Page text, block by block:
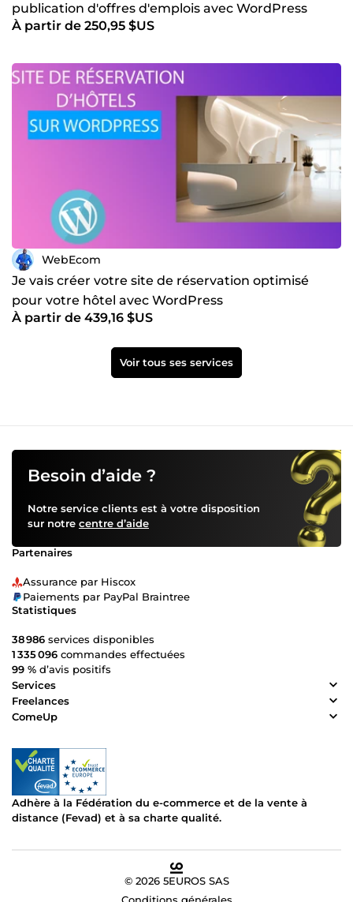
publication d'offres d'emplois avec WordPress
À partir de 250,95 $US
WebEcom
Je vais créer votre site de réservation optimisé
pour votre hôtel avec WordPress
À partir de 439,16 $US
Voir tous ses services
Besoin d’aide ?
Notre service clients est à votre disposition
sur notre centre d’aide
Partenaires
Assurance par Hiscox
Paiements par PayPal Braintree
Statistiques
38 986 services disponibles
1 335 096 commandes effectuées
99 % d’avis positifs
Services
Freelances
ComeUp
Adhère à la Fédération du e-commerce et de la vente à
distance (Fevad) et à sa charte qualité.
© 2026 5EUROS SAS